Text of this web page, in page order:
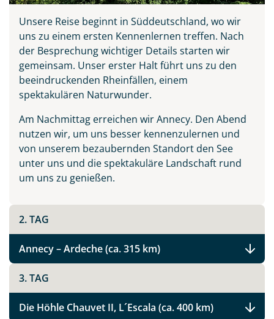
Unsere Reise beginnt in Süddeutschland, wo wir
uns zu einem ersten Kennenlernen treffen. Nach
der Besprechung wichtiger Details starten wir
gemeinsam. Unser erster Halt führt uns zu den
beeindruckenden Rheinfällen, einem
spektakulären Naturwunder.
Am Nachmittag erreichen wir Annecy. Den Abend
nutzen wir, um uns besser kennenzulernen und
von unserem bezaubernden Standort den See
unter uns und die spektakuläre Landschaft rund
um uns zu genießen.
2. TAG
Annecy – Ardeche (ca. 315 km)
3. TAG
Die Höhle Chauvet II, L´Escala (ca. 400 km)